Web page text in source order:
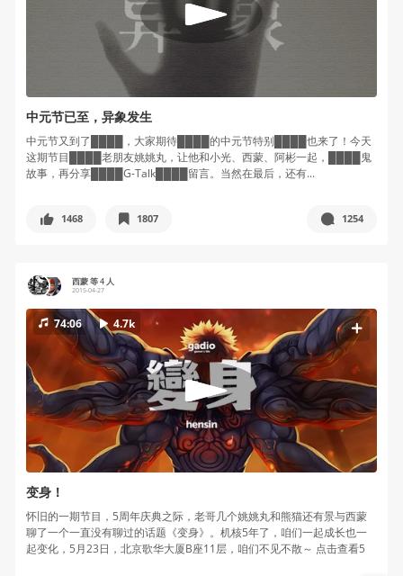
中元节已至，异象发生
中元节又到了████，大家期待████的中元节特别████也来了！今天
这期节目████老朋友姚姚丸，让他和小光、西蒙、阿彬一起，████鬼
故事，再分享████G-Talk████留言。当然在最后，还有...
1468 1807 1254
西蒙 等 4 人
2015-04-27
74:06 4.7k
变身！
怀旧的一期节目，5周年庆典之际，老哥几个姚姚丸和熊猫还有景与西蒙
聊了一个一直没有聊过的话题《变身》。机核5年了，咱们一起成长也一
起变化，5月23日，北京歌华大厦B座11层，咱们不见不散～ 点击查看5